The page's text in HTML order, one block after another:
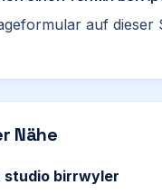
auf dieser
Nähe
studio birrwyler